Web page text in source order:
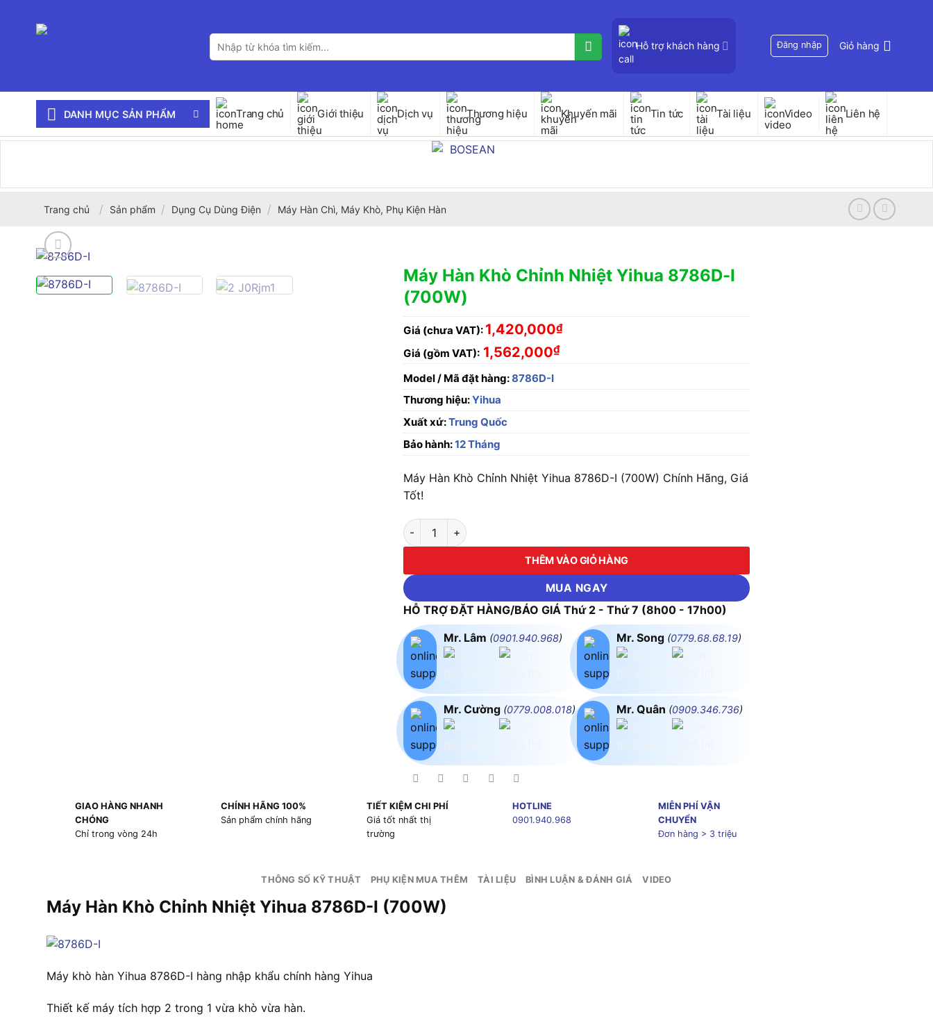
Tìm
kiếm:
Hỗ trợ khách hàng Đăng nhập Giỏ hàng
DANH MỤC SẢN PHẨM Trang chủ Giới thiệu Dịch vụ Thương hiệu Khuyến mãi Tin tức Tài liệu Video Liên hệ
Trang chủ / Sản phẩm / Dụng Cụ Dùng Điện / Máy Hàn Chì, Máy Khò, Phụ Kiện Hàn
Máy Hàn Khò Chỉnh Nhiệt Yihua 8786D-I
(700W)
Giá (chưa VAT): 1,420,000₫
Giá (gồm VAT): 1,562,000₫
Model / Mã đặt hàng:8786D-I
Thương hiệu:Yihua
Xuất xứ:Trung Quốc
Bảo hành:12 Tháng
Máy Hàn Khò Chỉnh Nhiệt Yihua 8786D-I (700W) Chính Hãng, Giá
Tốt!
Máy Hàn Khò Chỉnh Nhiệt Yihua 8786D-I (700W) số lượng
THÊM VÀO GIỎ HÀNG
MUA NGAY
HỖ TRỢ ĐẶT HÀNG/BÁO GIÁ Thứ 2 - Thứ 7 (8h00 - 17h00)
Mr. Lâm (0901.940.968)
Mr. Cường (0779.008.018)
Mr. Song (0779.68.68.19)
Mr. Quân (0909.346.736)
GIAO HÀNG NHANH
CHÓNG
Chỉ trong vòng 24h
CHÍNH HÃNG 100%
Sản phẩm chính hãng
TIẾT KIỆM CHI PHÍ
Giá tốt nhất thị
trường
HOTLINE
0901.940.968
MIỄN PHÍ VẬN
CHUYỂN
Đơn hàng > 3 triệu
THÔNG SỐ KỸ THUẬT PHỤ KIỆN MUA THÊM TÀI LIỆU BÌNH LUẬN & ĐÁNH GIÁ VIDEO
Máy Hàn Khò Chỉnh Nhiệt Yihua 8786D-I (700W)
Máy khò hàn Yihua 8786D-I hàng nhập khẩu chính hàng Yihua
Thiết kế máy tích hợp 2 trong 1 vừa khò vừa hàn.